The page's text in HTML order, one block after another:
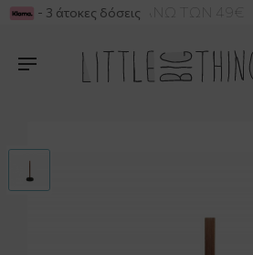
ΓΙΑ ΑΓΟΡΕΣ ΑΝΩ ΤΩΝ 49€
- 3 άτοκες δόσεις